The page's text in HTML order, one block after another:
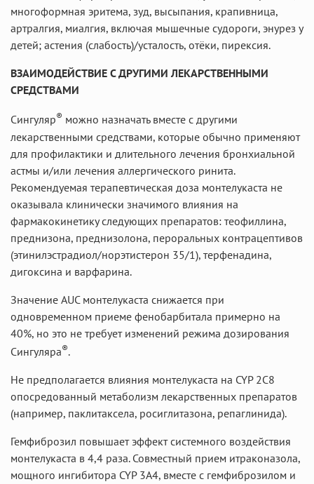
многоформная эритема, зуд, высыпания, крапивница,
артралгия, миалгия, включая мышечные судороги, энурез у
детей; астения (слабость)/усталость, отёки, пирексия.
ВЗАИМОДЕЙСТВИЕ С ДРУГИМИ ЛЕКАРСТВЕННЫМИ
СРЕДСТВАМИ
Сингуляр® можно назначать вместе с другими
лекарственными средствами, которые обычно применяют
для профилактики и длительного лечения бронхиальной
астмы и/или лечения аллергического ринита.
Рекомендуемая терапевтическая доза монтелукаста не
оказывала клинически значимого влияния на
фармакокинетику следующих препаратов: теофиллина,
преднизона, преднизолона, пероральных контрацептивов
(этинилэстрадиол/норэтистерон 35/1), терфенадина,
дигоксина и варфарина.
Значение AUC монтелукаста снижается при
одновременном приеме фенобарбитала примерно на
40%, но это не требует изменений режима дозирования
Сингуляра®.
Не предполагается влияния монтелукаста на CYP 2C8
опосредованный метаболизм лекарственных препаратов
(например, паклитаксела, росиглитазона, репаглинида).
Гемфиброзил повышает эффект системного воздействия
монтелукаста в 4,4 раза. Совместный прием итраконазола,
мощного ингибитора CYP 3A4, вместе с гемфиброзилом и